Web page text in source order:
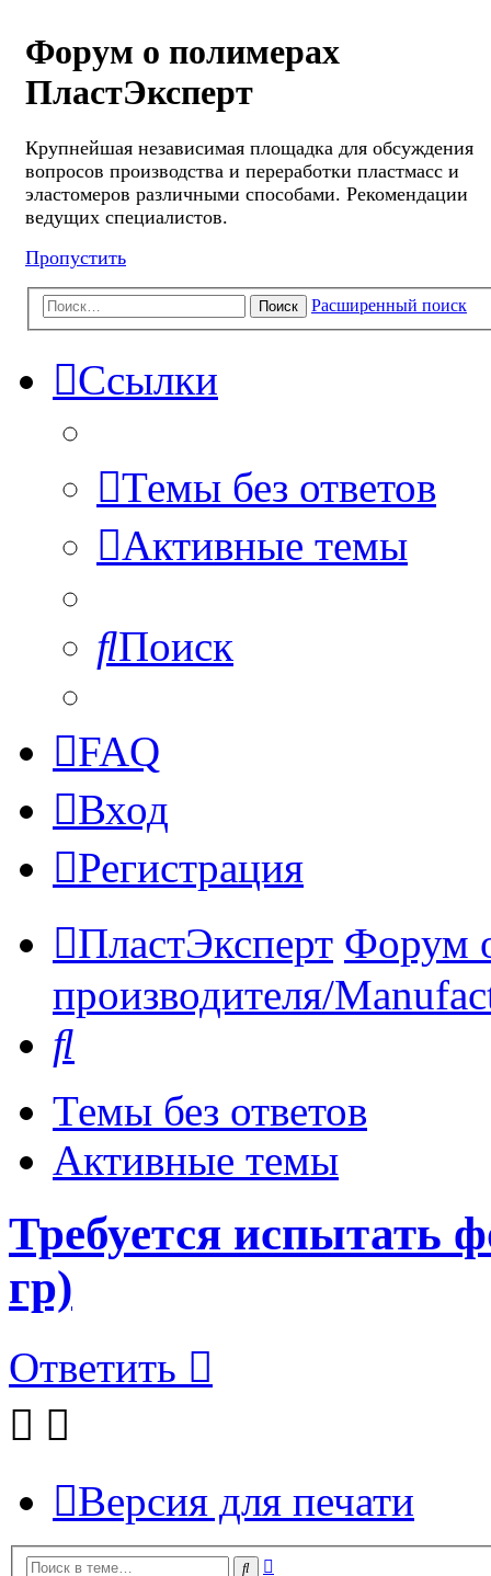
Форум о полимерах
ПластЭксперт
Крупнейшая независимая площадка для обсуждения
вопросов производства и переработки пластмасс и
эластомеров различными способами. Рекомендации
ведущих специалистов.
Пропустить
Поиск Расширенный поиск
Ссылки
Темы без ответов
Активные темы
Поиск
FAQ
Вход
Регистрация
ПластЭксперт Форум
производителя/
Темы без ответов
Активные темы
Требуется испытать
гр)
Ответить
Версия для печати
Поиск